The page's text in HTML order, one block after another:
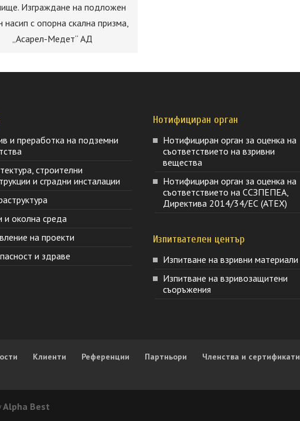
Изграждане на подложен
насип с опорна скална призма,
„Асарел-Медет“ АД
и преработка на подземни
строителни
и сградни инсталации
и околна среда
на проекти
и здраве
Нотифициран орган
Нотифициран орган за оценка на
съответствието на взривни
вещества
Нотифициран орган за оценка на
съответствието на ССЗПЕПЕА,
Директива 2014/34/ЕС (ATEX)
Изпитвателен център
Изпитване на взривни материали
Изпитване на взривозащитени
съоръжения
Клиенти Референции Партньори Членства и сертификати
Alpha Best